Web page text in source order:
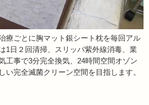
療ごとに胸マット銀シート枕を毎回アル
1日２回清掃、スリッパ紫外線消毒、業
工事で3分完全換気、24時間空間オゾン
い完全滅菌クリーン空間を目指します。